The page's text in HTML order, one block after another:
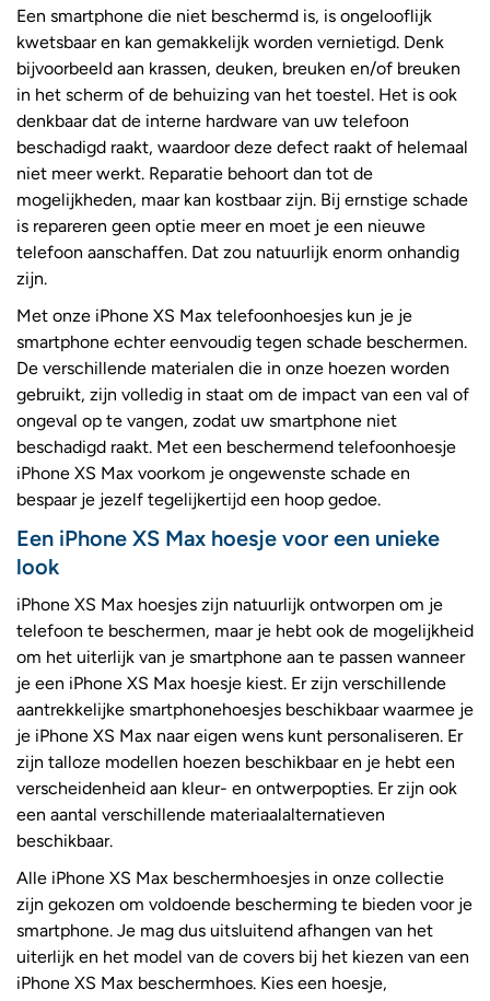
Een smartphone die niet beschermd is, is ongelooflijk
kwetsbaar en kan gemakkelijk worden vernietigd. Denk
bijvoorbeeld aan krassen, deuken, breuken en/of breuken
in het scherm of de behuizing van het toestel. Het is ook
denkbaar dat de interne hardware van uw telefoon
beschadigd raakt, waardoor deze defect raakt of helemaal
niet meer werkt. Reparatie behoort dan tot de
mogelijkheden, maar kan kostbaar zijn. Bij ernstige schade
is repareren geen optie meer en moet je een nieuwe
telefoon aanschaffen. Dat zou natuurlijk enorm onhandig
zijn.
Met onze iPhone XS Max telefoonhoesjes kun je je
smartphone echter eenvoudig tegen schade beschermen.
De verschillende materialen die in onze hoezen worden
gebruikt, zijn volledig in staat om de impact van een val of
ongeval op te vangen, zodat uw smartphone niet
beschadigd raakt. Met een beschermend telefoonhoesje
iPhone XS Max voorkom je ongewenste schade en
bespaar je jezelf tegelijkertijd een hoop gedoe.
Een iPhone XS Max hoesje voor een unieke
look
iPhone XS Max hoesjes zijn natuurlijk ontworpen om je
telefoon te beschermen, maar je hebt ook de mogelijkheid
om het uiterlijk van je smartphone aan te passen wanneer
je een iPhone XS Max hoesje kiest. Er zijn verschillende
aantrekkelijke smartphonehoesjes beschikbaar waarmee je
je iPhone XS Max naar eigen wens kunt personaliseren. Er
zijn talloze modellen hoezen beschikbaar en je hebt een
verscheidenheid aan kleur- en ontwerpopties. Er zijn ook
een aantal verschillende materiaalalternatieven
beschikbaar.
Alle iPhone XS Max beschermhoesjes in onze collectie
zijn gekozen om voldoende bescherming te bieden voor je
smartphone. Je mag dus uitsluitend afhangen van het
uiterlijk en het model van de covers bij het kiezen van een
iPhone XS Max beschermhoes. Kies een hoesje,